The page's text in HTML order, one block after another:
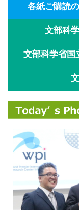
各紙ご購読
文部科
文部科学省国